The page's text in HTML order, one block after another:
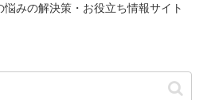
みの解決策・お役立ち情報サイト